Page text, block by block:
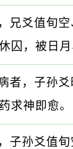
兄爻值旬
囚，被日
者，子孙
求神即愈。
子孙爻值